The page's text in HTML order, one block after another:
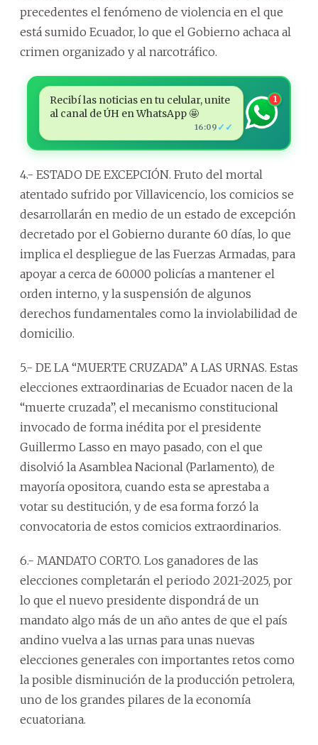
precedentes el fenómeno de violencia en el que
está sumido Ecuador, lo que el Gobierno achaca al
crimen organizado y al narcotráfico.
Recibí las noticias en tu celular, unite
al canal de ÚH en WhatsApp 🤩
16:09 ✓✓
1
4.- ESTADO DE EXCEPCIÓN. Fruto del mortal
atentado sufrido por Villavicencio, los comicios se
desarrollarán en medio de un estado de excepción
decretado por el Gobierno durante 60 días, lo que
implica el despliegue de las Fuerzas Armadas, para
apoyar a cerca de 60.000 policías a mantener el
orden interno, y la suspensión de algunos
derechos fundamentales como la inviolabilidad de
domicilio.
5.- DE LA “MUERTE CRUZADA” A LAS URNAS. Estas
elecciones extraordinarias de Ecuador nacen de la
“muerte cruzada”, el mecanismo constitucional
invocado de forma inédita por el presidente
Guillermo Lasso en mayo pasado, con el que
disolvió la Asamblea Nacional (Parlamento), de
mayoría opositora, cuando esta se aprestaba a
votar su destitución, y de esa forma forzó la
convocatoria de estos comicios extraordinarios.
6.- MANDATO CORTO. Los ganadores de las
elecciones completarán el periodo 2021-2025, por
lo que el nuevo presidente dispondrá de un
mandato algo más de un año antes de que el país
andino vuelva a las urnas para unas nuevas
elecciones generales con importantes retos como
la posible disminución de la producción petrolera,
uno de los grandes pilares de la economía
ecuatoriana.